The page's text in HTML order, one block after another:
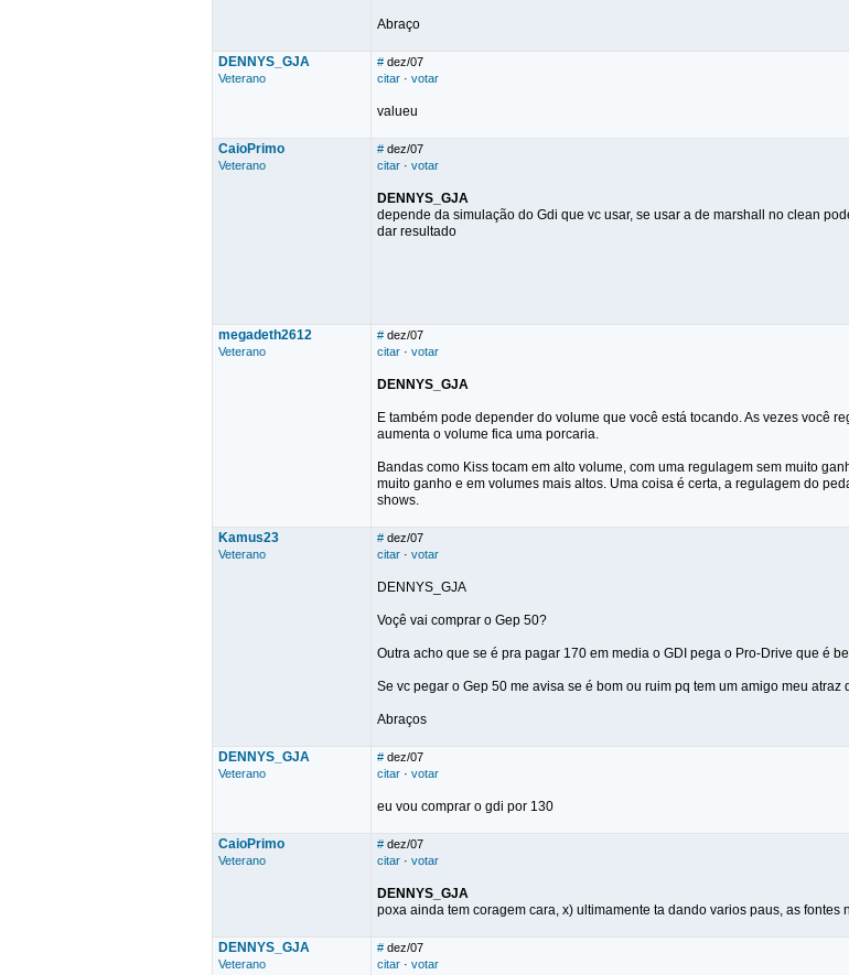
Abraço
DENNYS_GJA
Veterano
# dez/07
citar · votar
valueu
CaioPrimo
Veterano
# dez/07
citar · votar
DENNYS_GJA
depende da simulação do Gdi que vc usar, se usar a de marshall no clean
dar resultado
megadeth2612
Veterano
# dez/07
citar · votar
DENNYS_GJA
E também pode depender do volume que você está tocando. As vezes você
aumenta o volume fica uma porcaria.
Bandas como Kiss tocam em alto volume, com uma regulagem sem muito
muito ganho e em volumes mais altos. Uma coisa é certa, a regulagem do
shows.
Kamus23
Veterano
# dez/07
citar · votar
DENNYS_GJA
Voçê vai comprar o Gep 50?
Outra acho que se é pra pagar 170 em media o GDI pega o Pro-Drive que é
Se vc pegar o Gep 50 me avisa se é bom ou ruim pq tem um amigo meu atraz
Abraços
DENNYS_GJA
Veterano
# dez/07
citar · votar
eu vou comprar o gdi por 130
CaioPrimo
Veterano
# dez/07
citar · votar
DENNYS_GJA
poxa ainda tem coragem cara, x) ultimamente ta dando varios paus, as
DENNYS_GJA
Veterano
# dez/07
citar · votar